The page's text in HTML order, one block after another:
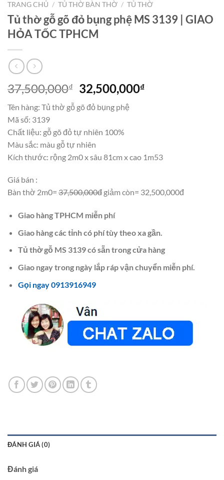
TRANG CHỦ / TỦ THỜ BÀN THỜ / TỦ THỜ
Tủ thờ gỗ gõ đỏ bụng phệ MS 3139 | GIAO
HỎA TỐC TPHCM
37,500,000₫
Giá
gốc
là:
32,500,000₫Giá
Tên hàng: Tủ thờ gỗ gõ đỏ bụng phệ
Mã số: 3139
Chất liệu: gỗ gõ đỏ tự nhiên 100%
Màu sắc: màu gỗ tự nhiên
Kích thước: rộng 2m0 x sâu 81cm x cao 1m53
Giá bán :
Bàn thờ 2m0= 37,500,000đ giảm còn= 32,500,000đ
Giao hàng TPHCM miễn phí
Giao hàng các tỉnh có phí tùy theo xa gần.
Tủ thờ gỗ MS 3139 có sẵn trong cửa hàng
Giao ngay trong ngày lắp ráp vận chuyển miễn phí.
Gọi ngay 0913916949
ĐÁNH GIÁ (0)
Đánh giá